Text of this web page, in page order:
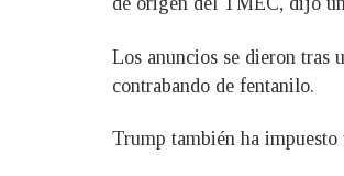
Los anuncios se dieron tras
contrabando de fentanilo.
Trump también ha